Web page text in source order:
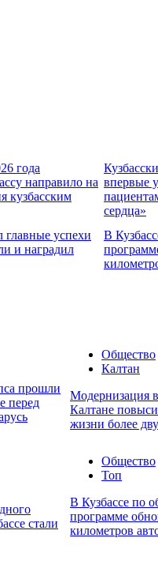
года
направило на
кузбасским
впервые
сердца»
главные успехи
и наградил
В
прошли
перед
Общество
Калтан
Модернизация
Калтане
жизни более
стали
Общество
Топ
В Кузбассе по
программе
километров